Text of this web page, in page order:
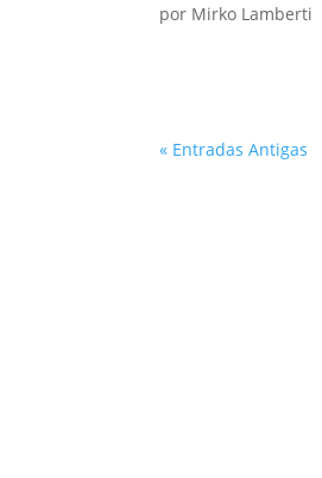
por Mirko Lamberti
« Entradas Antigas